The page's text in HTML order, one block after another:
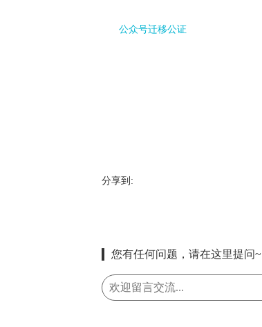
公众号迁移公证
分享到:
您有任何问题，请在这里提问~